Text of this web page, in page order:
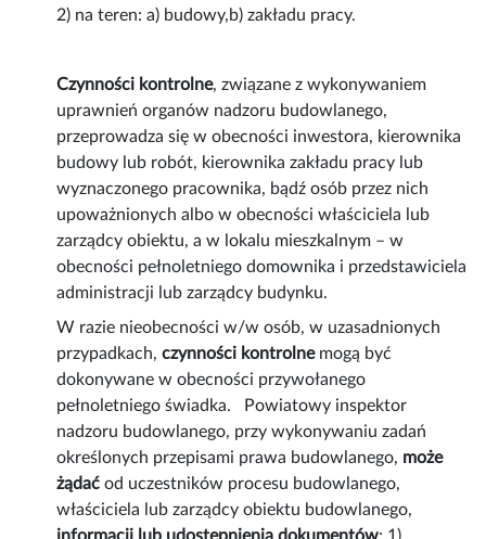
2) na teren: a) budowy,b) zakładu pracy.
Czynności kontrolne, związane z wykonywaniem
uprawnień organów nadzoru budowlanego,
przeprowadza się w obecności inwestora, kierownika
budowy lub robót, kierownika zakładu pracy lub
wyznaczonego pracownika, bądź osób przez nich
upoważnionych albo w obecności właściciela lub
zarządcy obiektu, a w lokalu mieszkalnym – w
obecności pełnoletniego domownika i przedstawiciela
administracji lub zarządcy budynku.
W razie nieobecności w/w osób, w uzasadnionych
przypadkach,czynności kontrolnemogą być
dokonywane w obecności przywołanego
pełnoletniego świadka. Powiatowy inspektor
nadzoru budowlanego, przy wykonywaniu zadań
określonych przepisami prawa budowlanego, może
żądać od uczestników procesu budowlanego,
właściciela lub zarządcy obiektu budowlanego,